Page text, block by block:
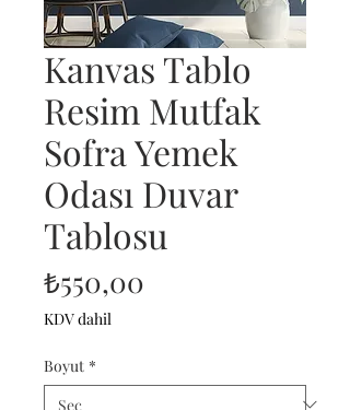
Kanvas Tablo
Resim Mutfak
Sofra Yemek
Odası Duvar
Tablosu
₺550,00
KDV dahil
Boyut *